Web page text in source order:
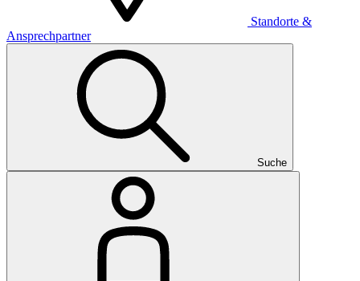
Standorte &
Ansprechpartner
Suche